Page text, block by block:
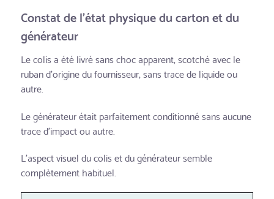
Constat de l’état physique du carton et du
générateur
Le colis a été livré sans choc apparent, scotché avec le
ruban d’origine du fournisseur, sans trace de liquide ou
autre.
Le générateur était parfaitement conditionné sans aucune
trace d’impact ou autre.
L’aspect visuel du colis et du générateur semble
complètement habituel.